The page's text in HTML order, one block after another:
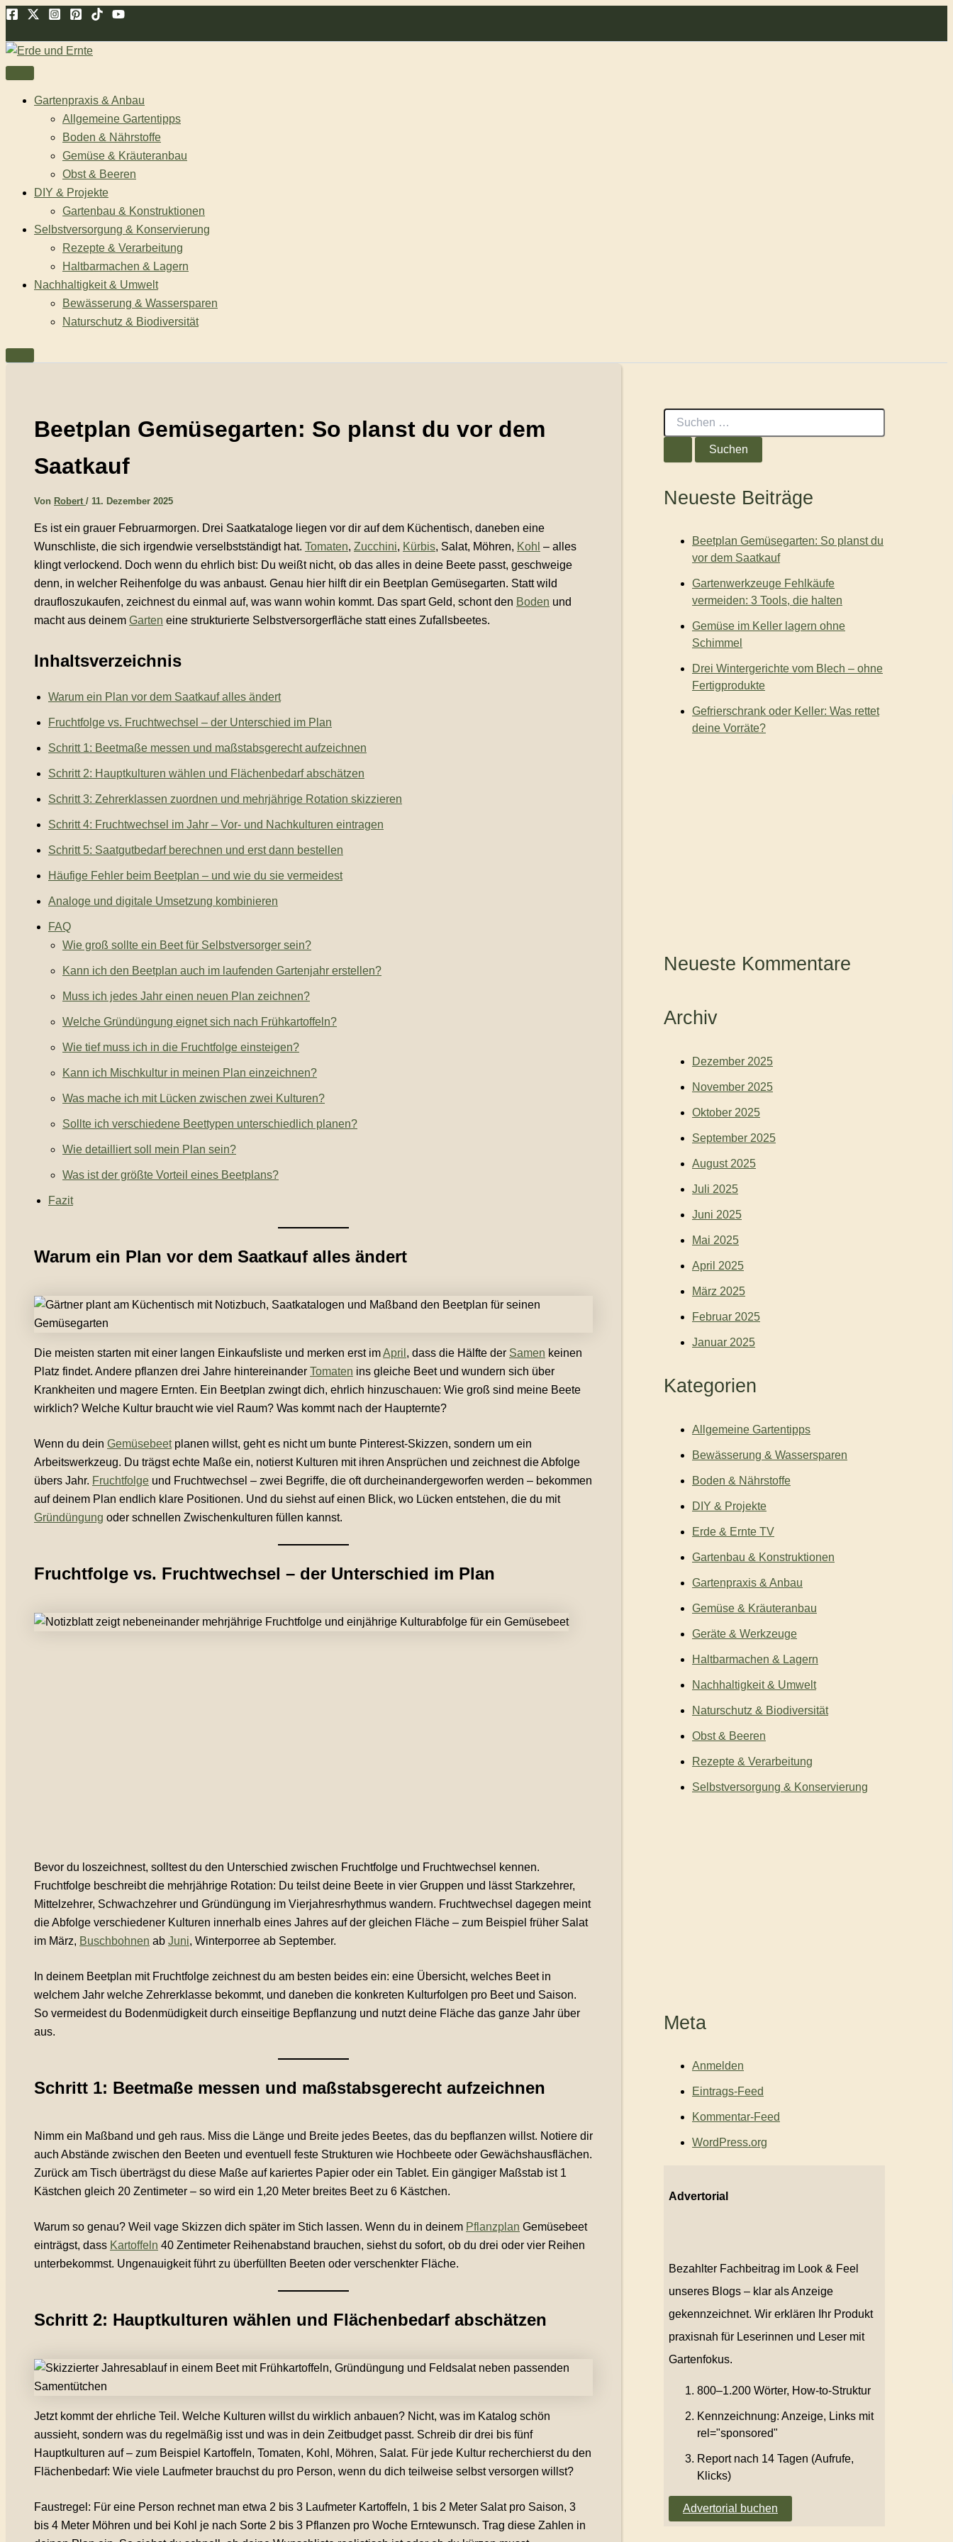
Zum
springen
Gartenpraxis & Anbau
Allgemeine Gartentipps
Boden & Nährstoffe
Gemüse & Kräuteranbau
Obst & Beeren
DIY & Projekte
Gartenbau & Konstruktionen
Selbstversorgung & Konservierung
Rezepte & Verarbeitung
Haltbarmachen & Lagern
Nachhaltigkeit & Umwelt
Bewässerung & Wassersparen
Naturschutz & Biodiversität
Beetplan Gemüsegarten: So planst du vor dem
Saatkauf
Von Robert / 11. Dezember 2025
Es ist ein grauer Februarmorgen. Drei Saatkataloge liegen vor dir auf dem Küchentisch, daneben eine
Wunschliste, die sich irgendwie verselbstständigt hat. Tomaten, Zucchini, Kürbis, Salat, Möhren, Kohl – alles
klingt verlockend. Doch wenn du ehrlich bist: Du weißt nicht, ob das alles in deine Beete passt, geschweige
denn, in welcher Reihenfolge du was anbaust. Genau hier hilft dir ein Beetplan Gemüsegarten. Statt wild
draufloszukaufen, zeichnest du einmal auf, was wann wohin kommt. Das spart Geld, schont den Boden und
macht aus deinem Garten eine strukturierte Selbstversorgerfläche statt eines Zufallsbeetes.
Inhaltsverzeichnis
Warum ein Plan vor dem Saatkauf alles ändert
Fruchtfolge vs. Fruchtwechsel – der Unterschied im Plan
Schritt 1: Beetmaße messen und maßstabsgerecht aufzeichnen
Schritt 2: Hauptkulturen wählen und Flächenbedarf abschätzen
Schritt 3: Zehrerklassen zuordnen und mehrjährige Rotation skizzieren
Schritt 4: Fruchtwechsel im Jahr – Vor- und Nachkulturen eintragen
Schritt 5: Saatgutbedarf berechnen und erst dann bestellen
Häufige Fehler beim Beetplan – und wie du sie vermeidest
Analoge und digitale Umsetzung kombinieren
FAQ
Wie groß sollte ein Beet für Selbstversorger sein?
Kann ich den Beetplan auch im laufenden Gartenjahr erstellen?
Muss ich jedes Jahr einen neuen Plan zeichnen?
Welche Gründüngung eignet sich nach Frühkartoffeln?
Wie tief muss ich in die Fruchtfolge einsteigen?
Kann ich Mischkultur in meinen Plan einzeichnen?
Was mache ich mit Lücken zwischen zwei Kulturen?
Sollte ich verschiedene Beettypen unterschiedlich planen?
Wie detailliert soll mein Plan sein?
Was ist der größte Vorteil eines Beetplans?
Fazit
Warum ein Plan vor dem Saatkauf alles ändert
Die meisten starten mit einer langen Einkaufsliste und merken erst imApril , dass die Hälfte der Samen keinen
Platz findet. Andere pflanzen drei Jahre hintereinander Tomaten ins gleiche Beet und wundern sich über
Krankheiten und magere Ernten. Ein Beetplan zwingt dich, ehrlich hinzuschauen: Wie groß sind meine Beete
wirklich? Welche Kultur braucht wie viel Raum? Was kommt nach der Haupternte?
Wenn du dein Gemüsebeetplanen willst, geht es nicht um bunte Pinterest-Skizzen, sondern um ein
Arbeitswerkzeug. Du trägst echte Maße ein, notierst Kulturen mit ihren Ansprüchen und zeichnest die Abfolge
übers Jahr. Fruchtfolge und Fruchtwechsel – zwei Begriffe, die oft durcheinandergeworfen werden – bekommen
auf deinem Plan endlich klare Positionen. Und du siehst auf einen Blick, wo Lücken entstehen, die du mit
Gründüngung oder schnellen Zwischenkulturen füllen kannst.
Fruchtfolge vs. Fruchtwechsel – der Unterschied im Plan
Bevor du loszeichnest, solltest du den Unterschied zwischen Fruchtfolge und Fruchtwechsel kennen.
Fruchtfolge beschreibt die mehrjährige Rotation: Du teilst deine Beete in vier Gruppen und lässt Starkzehrer,
Mittelzehrer, Schwachzehrer und Gründüngung im Vierjahresrhythmus wandern. Fruchtwechsel dagegen meint
die Abfolge verschiedener Kulturen innerhalb eines Jahres auf der gleichen Fläche – zum Beispiel früher Salat
im März, Buschbohnen ab Juni, Winterporree ab September.
In deinem Beetplan mit Fruchtfolge zeichnest du am besten beides ein: eine Übersicht, welches Beet in
welchem Jahr welche Zehrerklasse bekommt, und daneben die konkreten Kulturfolgen pro Beet und Saison.
So vermeidest du Bodenmüdigkeit durch einseitige Bepflanzung und nutzt deine Fläche das ganze Jahr über
aus.
Schritt 1: Beetmaße messen und maßstabsgerecht aufzeichnen
Nimm ein Maßband und geh raus. Miss die Länge und Breite jedes Beetes, das du bepflanzen willst. Notiere dir
auch Abstände zwischen den Beeten und eventuell feste Strukturen wie Hochbeete oder Gewächshausflächen.
Zurück am Tisch überträgst du diese Maße auf kariertes Papier oder ein Tablet. Ein gängiger Maßstab ist 1
Kästchen gleich 20 Zentimeter – so wird ein 1,20 Meter breites Beet zu 6 Kästchen.
Warum so genau? Weil vage Skizzen dich später im Stich lassen. Wenn du in deinem Pflanzplan Gemüsebeet
einträgst, dass Kartoffeln 40 Zentimeter Reihenabstand brauchen, siehst du sofort, ob du drei oder vier Reihen
unterbekommst. Ungenauigkeit führt zu überfüllten Beeten oder verschenkter Fläche.
Schritt 2: Hauptkulturen wählen und Flächenbedarf abschätzen
Jetzt kommt der ehrliche Teil. Welche Kulturen willst du wirklich anbauen? Nicht, was im Katalog schön
aussieht, sondern was du regelmäßig isst und was in dein Zeitbudget passt. Schreib dir drei bis fünf
Hauptkulturen auf – zum Beispiel Kartoffeln, Tomaten, Kohl, Möhren, Salat. Für jede Kultur recherchierst du den
Flächenbedarf: Wie viele Laufmeter brauchst du pro Person, wenn du dich teilweise selbst versorgen willst?
Faustregel: Für eine Person rechnet man etwa 2 bis 3 Laufmeter Kartoffeln, 1 bis 2 Meter Salat pro Saison, 3
bis 4 Meter Möhren und bei Kohl je nach Sorte 2 bis 3 Pflanzen pro Woche Erntewunsch. Trag diese Zahlen in
S
Neueste Beiträge
Beetplan Gemüsegarten: So planst du
vor dem Saatkauf
Gartenwerkzeuge Fehlkäufe
vermeiden: 3 Tools, die halten
Gemüse im Keller lagern ohne
Schimmel
Drei Wintergerichte vom Blech – ohne
Fertigprodukte
Gefrierschrank oder Keller: Was rettet
deine Vorräte?
Neueste Kommentare
Archiv
Dezember 2025
November 2025
Oktober 2025
September 2025
August 2025
Juli 2025
Juni 2025
Mai 2025
April 2025
März 2025
Februar 2025
Januar 2025
Kategorien
Allgemeine Gartentipps
Bewässerung & Wassersparen
Boden & Nährstoffe
DIY & Projekte
Erde & Ernte TV
Gartenbau & Konstruktionen
Gartenpraxis & Anbau
Gemüse & Kräuteranbau
Geräte & Werkzeuge
Haltbarmachen & Lagern
Nachhaltigkeit & Umwelt
Naturschutz & Biodiversität
Obst & Beeren
Rezepte & Verarbeitung
Selbstversorgung & Konservierung
Meta
Anmelden
Eintrags-Feed
Kommentar-Feed
WordPress.org
Advertorial
Bezahlter Fachbeitrag im Look & Feel
unseres Blogs – klar als Anzeige
gekennzeichnet. Wir erklären Ihr Produkt
praxisnah für Leserinnen und Leser mit
Gartenfokus.
800–1.200 Wörter, How-to-Struktur
Kennzeichnung: Anzeige, Links mit
rel="sponsored"
Report nach 14 Tagen (Aufrufe,
Klicks)
Advertorial buchen